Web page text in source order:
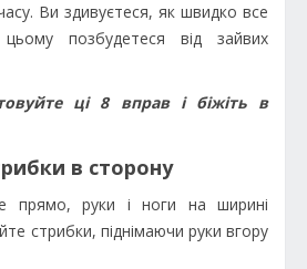
Ви здивуєтеся, як швидко все
позбудетеся від зайвих
ці 8 вправ і біжіть в
в сторону
прямо, руки і ноги на ширині
стрибки, піднімаючи руки вгору